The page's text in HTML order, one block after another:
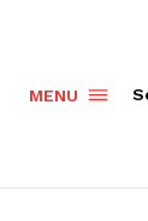
MENU